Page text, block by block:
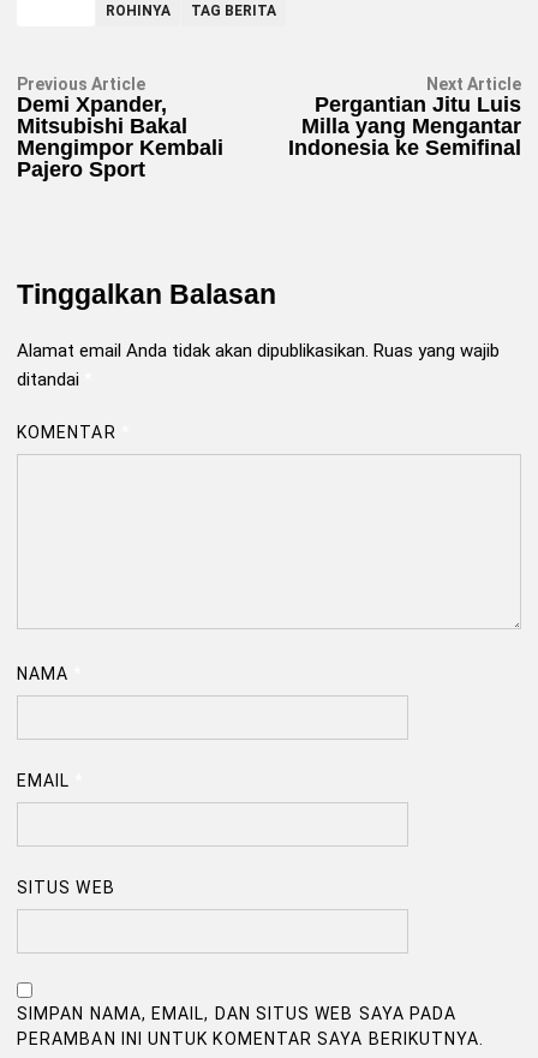
ROHINYA TAG BERITA
Navigasi
pos
Previous ArticlePrevious
article:
Demi Xpander,
Mitsubishi Bakal
Mengimpor Kembali
Pajero Sport
Next Article
Pergantian Jitu Luis
Milla yang Mengantar
Indonesia ke Semifinal
Tinggalkan Balasan
Alamat email Anda tidak akan dipublikasikan. Ruas yang wajib
ditandai
KOMENTAR
NAMA
EMAIL
SITUS WEB
SIMPAN NAMA, EMAIL, DAN SITUS WEB SAYA PADA
PERAMBAN INI UNTUK KOMENTAR SAYA BERIKUTNYA.